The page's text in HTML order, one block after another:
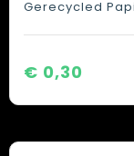
Gerecycled
€ 0,30